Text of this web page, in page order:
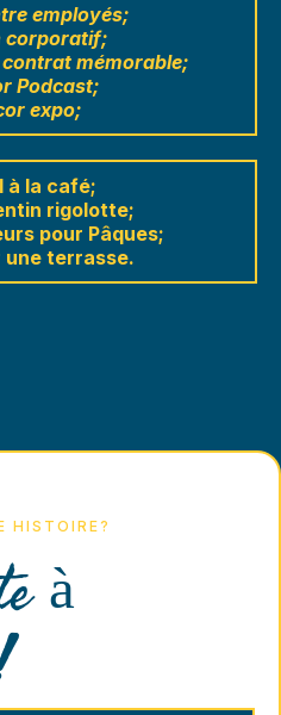
employés;
corporatif;
mémorable;
Podcast;
expo;
à la café;
rigolotte;
pour Pâques;
une terrasse.
HISTOIRE?
à